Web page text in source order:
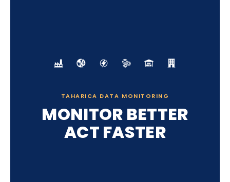
TAHARICA DATA MONITORING
MONITOR BETTER
ACT FASTER